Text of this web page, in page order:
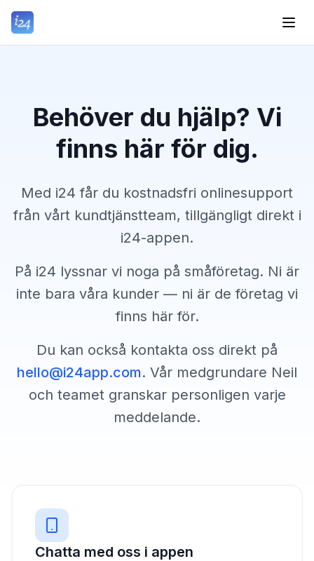
Behöver du hjälp? Vi
finns här för dig.
Med i24 får du kostnadsfri onlinesupport
från vårt kundtjänstteam, tillgängligt direkt i
i24-appen.
På i24 lyssnar vi noga på småföretag. Ni är
inte bara våra kunder — ni är de företag vi
finns här för.
Du kan också kontakta oss direkt på
hello@i24app.com. Vår medgrundare Neil
och teamet granskar personligen varje
meddelande.
Chatta med oss i appen